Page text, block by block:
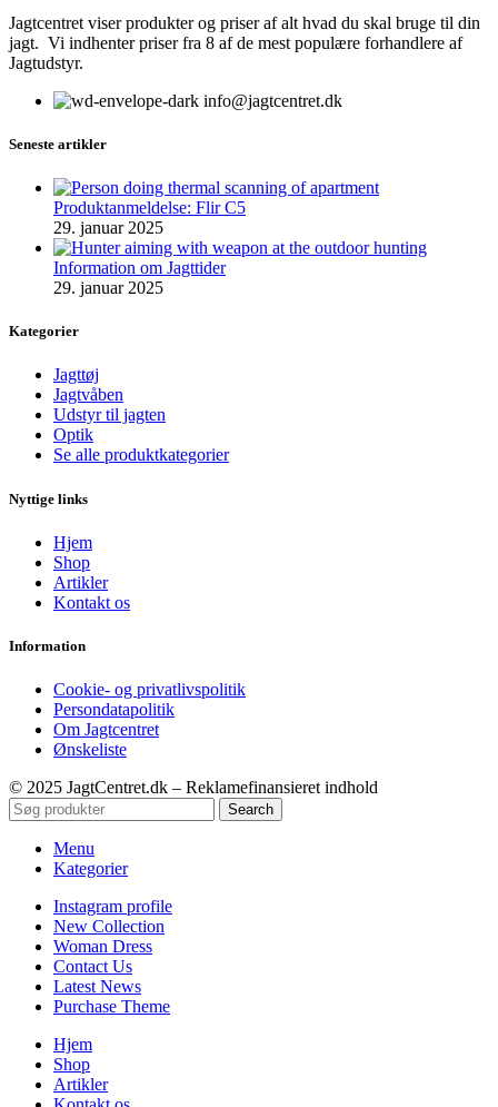
Jagtcentret viser produkter og priser af alt hvad du skal bruge til din
jagt. Vi indhenter priser fra 8 af de mest populære forhandlere af
Jagtudstyr.
info@jagtcentret.dk
Seneste artikler
Produktanmeldelse: Flir C5
29. januar 2025
Information om Jagttider
29. januar 2025
Kategorier
Jagttøj
Jagtvåben
Udstyr til jagten
Optik
Se alle produktkategorier
Nyttige links
Hjem
Shop
Artikler
Kontakt os
Information
Cookie- og privatlivspolitik
Persondatapolitik
Om Jagtcentret
Ønskeliste
© 2025 JagtCentret.dk – Reklamefinansieret indhold
Search
Menu
Kategorier
Instagram profile
New Collection
Woman Dress
Contact Us
Latest News
Purchase Theme
Hjem
Shop
Artikler